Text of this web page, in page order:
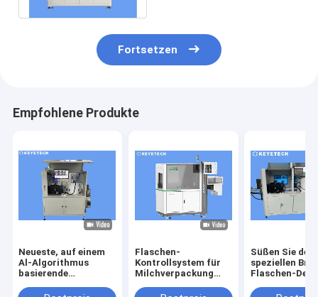
Fortsetzen
Empfohlene Produkte
Neueste, auf einem
Al-Algorithmus
basierende
Erkennung von
Flaschen-
Kontrollsystem für
Milchverpackung
Soem nehmen an
Süßen Sie den
speziellen
Flaschen-
Ausrüstung